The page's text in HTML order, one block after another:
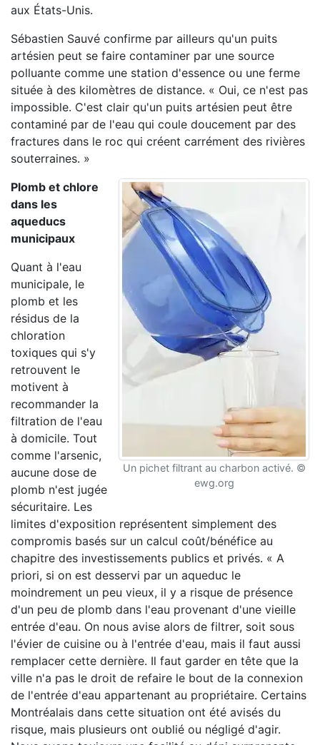
aux États-Unis.
Sébastien Sauvé confirme par ailleurs qu'un puits
artésien peut se faire contaminer par une source
polluante comme une station d'essence ou une ferme
située à des kilomètres de distance. « Oui, ce n'est pas
impossible. C'est clair qu'un puits artésien peut être
contaminé par de l'eau qui coule doucement par des
fractures dans le roc qui créent carrément des rivières
souterraines. »
Un pichet filtrant au charbon activé. ©
ewg.org
Plomb et chlore
dans les
aqueducs
municipaux
Quant à l'eau
municipale, le
plomb et les
résidus de la
chloration
toxiques qui s'y
retrouvent le
motivent à
recommander la
filtration de l'eau
à domicile. Tout
comme l'arsenic,
aucune dose de
plomb n'est jugée
sécuritaire. Les
limites d'exposition représentent simplement des
compromis basés sur un calcul coût/bénéfice au
chapitre des investissements publics et privés. « A
priori, si on est desservi par un aqueduc le
moindrement un peu vieux, il y a risque de présence
d'un peu de plomb dans l'eau provenant d'une vieille
entrée d'eau. On nous avise alors de filtrer, soit sous
l'évier de cuisine ou à l'entrée d'eau, mais il faut aussi
remplacer cette dernière. Il faut garder en tête que la
ville n'a pas le droit de refaire le bout de la connexion
de l'entrée d'eau appartenant au propriétaire. Certains
Montréalais dans cette situation ont été avisés du
risque, mais plusieurs ont oublié ou négligé d'agir.